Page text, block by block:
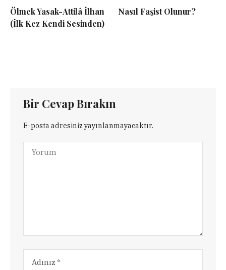
Ölmek Yasak-Attilâ İlhan
(İlk Kez Kendi Sesinden)
Nasıl Faşist Olunur?
Bir Cevap Bırakın
E-posta adresiniz yayınlanmayacaktır.